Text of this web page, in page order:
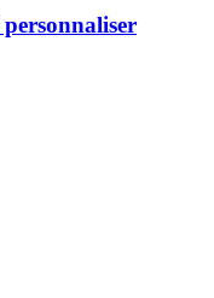
personnaliser